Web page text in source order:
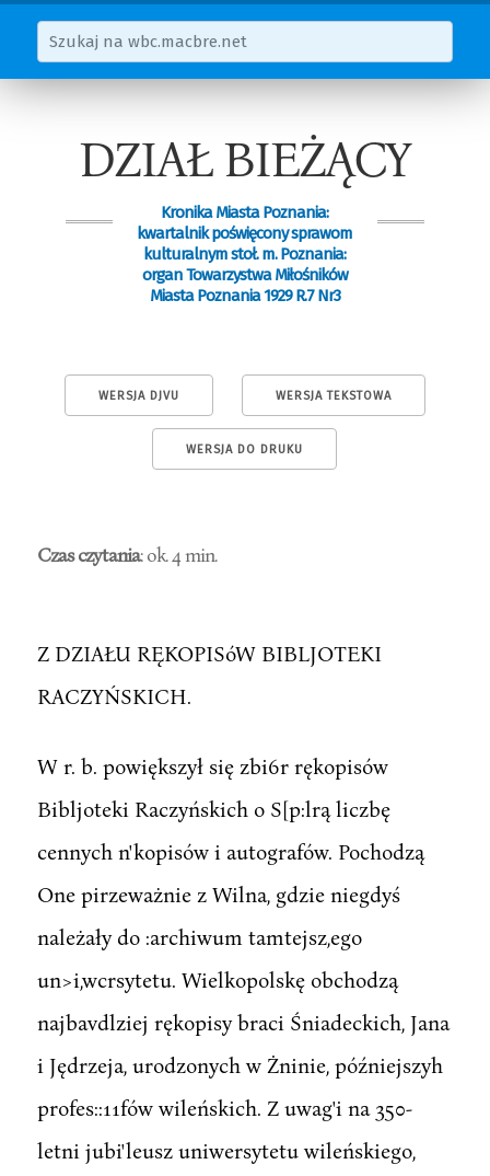
DZIAŁ BIEŻĄCY
Kronika Miasta Poznania:
kwartalnik poświęcony sprawom
kulturalnym stoł. m. Poznania:
organ Towarzystwa Miłośników
Miasta Poznania 1929 R.7 Nr3
WERSJA DJVU WERSJA TEKSTOWA
WERSJA DO DRUKU
Czas czytania: ok. 4 min.
Z DZIAŁU RĘKOPISóW BIBLJOTEKI
RACZYŃSKICH.
W r. b. powiększył się zbi6r rękopisów
Bibljoteki Raczyńskich o S[p:lrą liczbę
cennych n'kopisów i autografów. Pochodzą
One pirzeważnie z Wilna, gdzie niegdyś
należały do :archiwum tamtejsz,ego
un>i,wcrsytetu. Wielkopolskę obchodzą
najbavdlziej rękopisy braci Śniadeckich, Jana
i Jędrzeja, urodzonych w Żninie, późniejszyh
profes::11fów wileńskich. Z uwag'i na 350-
letni jubi'leusz uniwersytetu wileńskiego,